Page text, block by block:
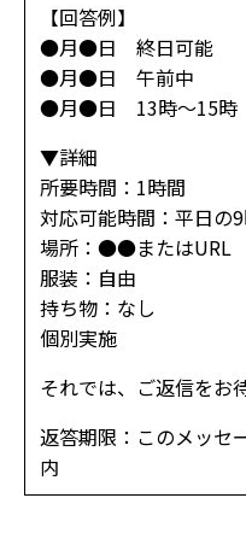
【回答例】
●月●日 終日可能
●月●日 午前中
●月●日 13時～15時
▼詳細
所要時間：1時間
対応可能時間：平日の
場所：●●またはURL
服装：自由
持ち物：なし
個別実施
それでは、ご返信をお
返答期限：このメッセ
内